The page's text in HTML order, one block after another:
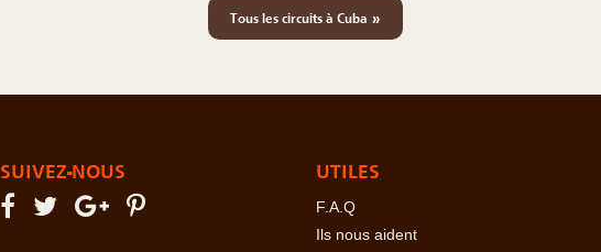
Tous les circuits à Cuba »
SUIVEZ-NOUS UTILES
F.A.Q
Ils nous aident